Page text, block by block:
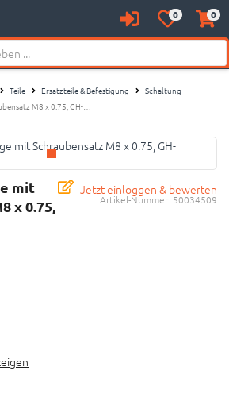
AnmeldenMerkzettel
aufklappen
0 0
Teile Ersatzteile & Befestigung
Schaltung
M8 x 0.75, GH-…
Jetzt einloggen & bewerten
Artikel-Nummer: 50034509
mit
x 0.75,